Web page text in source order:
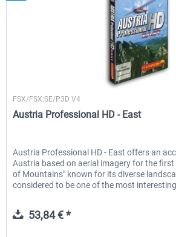
Flugwerk Design
FSX/FSX:SE/P3D V4
Austria Professional HD - East
Austria Professional HD - East offers an
Austria based on aerial imagery for the first
of Mountains" known for its diverse
considered to be one of the most
53,84 € *